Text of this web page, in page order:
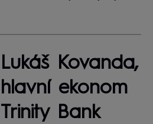
Lukáš Kovanda,
hlavní ekonom
Trinity Bank